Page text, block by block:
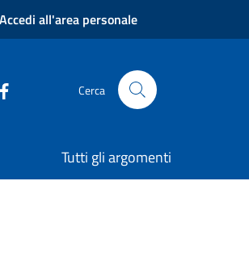
Accedi all'area personale
Cerca
Tutti gli argomenti